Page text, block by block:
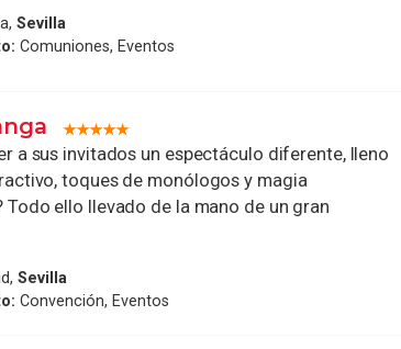
Sevilla
Comuniones, Eventos
a sus invitados un espectáculo diferente, lleno
toques de monólogos y magia
Todo ello llevado de la mano de un gran
Sevilla
Convención, Eventos